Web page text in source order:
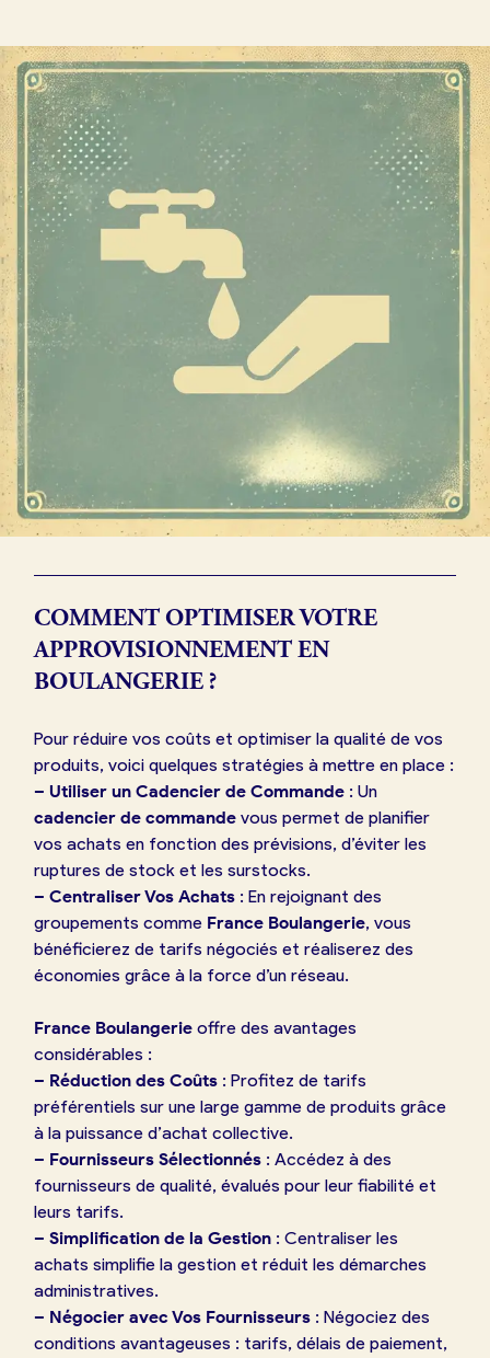
COMMENT OPTIMISER VOTRE
APPROVISIONNEMENT EN
BOULANGERIE ?
Pour réduire vos coûts et optimiser la qualité de vos
produits, voici quelques stratégies à mettre en place :
– Utiliser un Cadencier de Commande : Un
cadencier de commande vous permet de planifier
vos achats en fonction des prévisions, d’éviter les
ruptures de stock et les surstocks.
– Centraliser Vos Achats : En rejoignant des
groupements comme France Boulangerie, vous
bénéficierez de tarifs négociés et réaliserez des
économies grâce à la force d’un réseau.
France Boulangerie offre des avantages
considérables :
– Réduction des Coûts : Profitez de tarifs
préférentiels sur une large gamme de produits grâce
à la puissance d’achat collective.
– Fournisseurs Sélectionnés : Accédez à des
fournisseurs de qualité, évalués pour leur fiabilité et
leurs tarifs.
– Simplification de la Gestion : Centraliser les
achats simplifie la gestion et réduit les démarches
administratives.
– Négocier avec Vos Fournisseurs : Négociez des
conditions avantageuses : tarifs, délais de paiement,